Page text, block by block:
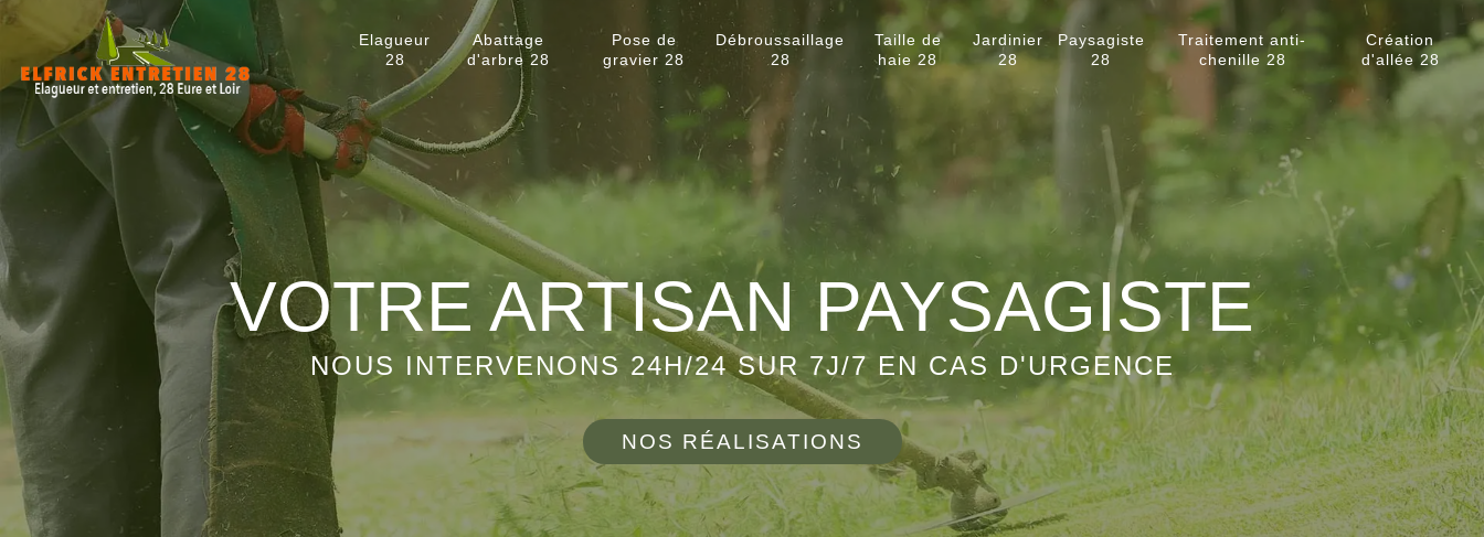
Elagueur
28
Abattage
d'arbre 28
Pose de
gravier 28
Débroussaillage
28
Taille de
haie 28
Jardinier
28
Paysagiste
28
Traitement anti-
chenille 28
Création
d'allée 28
VOTRE ARTISAN PAYSAGISTE
NOUS INTERVENONS 24H/24 SUR 7J/7 EN CAS D'URGENCE
NOS RÉALISATIONS